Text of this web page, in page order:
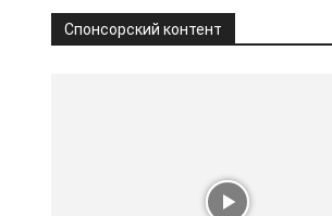
Спонсорский контент